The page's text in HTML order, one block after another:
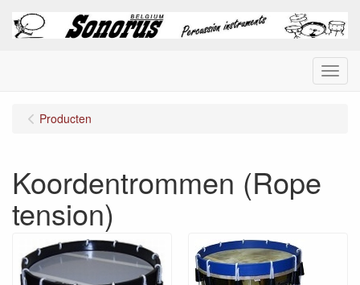
Menu
Producten
Koordentrommen (Rope
tension)